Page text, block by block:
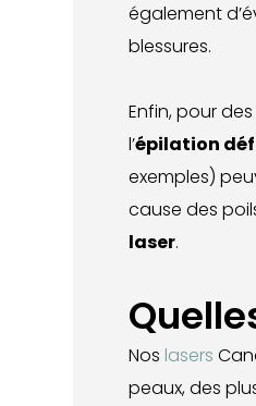
également
blessures.
Enfin, pour
l’épilation
exemples)
cause des
laser.
Nos lasers
peaux, des